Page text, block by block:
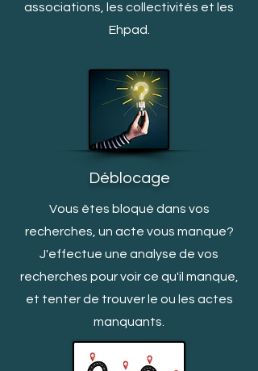
associations, les collectivités et les
Ehpad.
Déblocage
Vous êtes bloqué dans vos
recherches, un acte vous manque?
J'effectue une analyse de vos
recherches pour voir ce qu'il manque,
et tenter de trouver le ou les actes
manquants.